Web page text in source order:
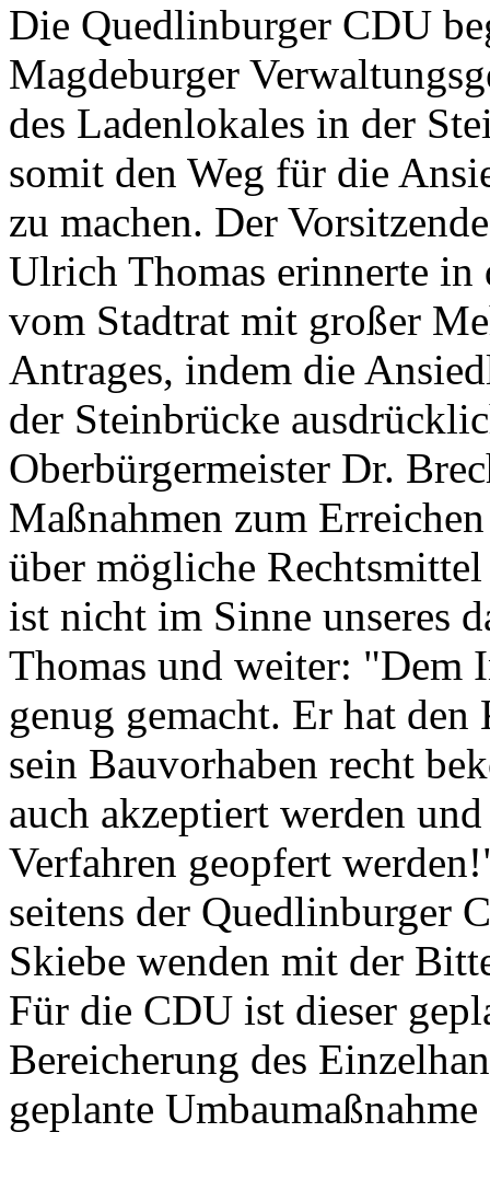
Die Quedlinburger CDU
Magdeburger
des Ladenlokales in der
somit den Weg für die
zu machen. Der
Ulrich Thomas erinnerte in
vom Stadtrat mit großer
Antrages, indem die
der Steinbrücke
Oberbürgermeister Dr.
Maßnahmen zum
über mögliche
ist nicht im Sinne unseres
Thomas und weiter: "Dem
genug gemacht. Er hat
sein Bauvorhaben recht
auch akzeptiert werden
Verfahren geopfert
seitens der Quedlinburger
Skiebe wenden mit der
Für die CDU ist dieser
Bereicherung des
geplante